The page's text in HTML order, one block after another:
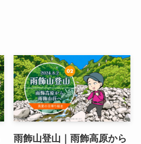
雨飾山登山｜雨飾高原から